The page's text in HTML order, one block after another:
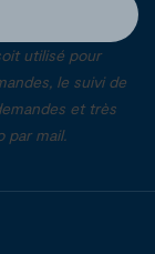
utilisé pour
le suivi de
et très
par mail.